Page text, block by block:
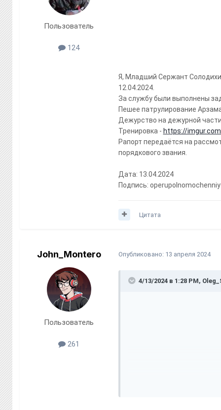
Пользователь
124
Я, Младший Сержант
12.04.2024.
За службу были выполнены
Пешее патрулирование
Дежурство на дежурной
Тренировка - https://
Рапорт передаётся на
порядкового звания.
Дата: 13.04.2024
Подпись:
Цитата
John_Montero
Пользователь
261
Опубликовано: 13 апреля 2024
4/13/2024 в 1:28 PM,